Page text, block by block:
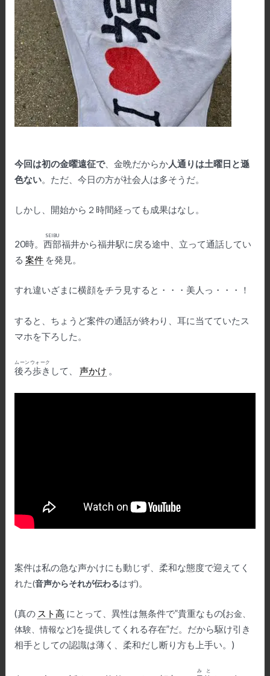
今回は初の金曜遠征で、金晩だからか人通りは土曜日と遜
色ない。ただ、今日の方が社会人は多そうだ。
しかし、開始から２時間経っても成果はなし。
20時。 西部
SEIBU
福井から福井駅に戻る途中、立って通話してい
る 案件を発見。
すれ違いざまに横顔をチラ見すると・・・美人っ・・・！
すると、ちょうど案件の通話が終わり、耳に当てていたス
マホを下ろした。
後ろ歩き
ムーンウォーク
して、 声かけ
案件は私の急な声かけにも動じず、柔和な態度で迎えてく
れた(音声からそれが伝わるはず)。
(真の スト高 にとって、異性は無条件で”貴重なもの{お金、
体験、情報など}を提供してくれる存在”だ。だから駆け引き
相手としての認識は薄く、柔和だし断り方も上手い。)
みと